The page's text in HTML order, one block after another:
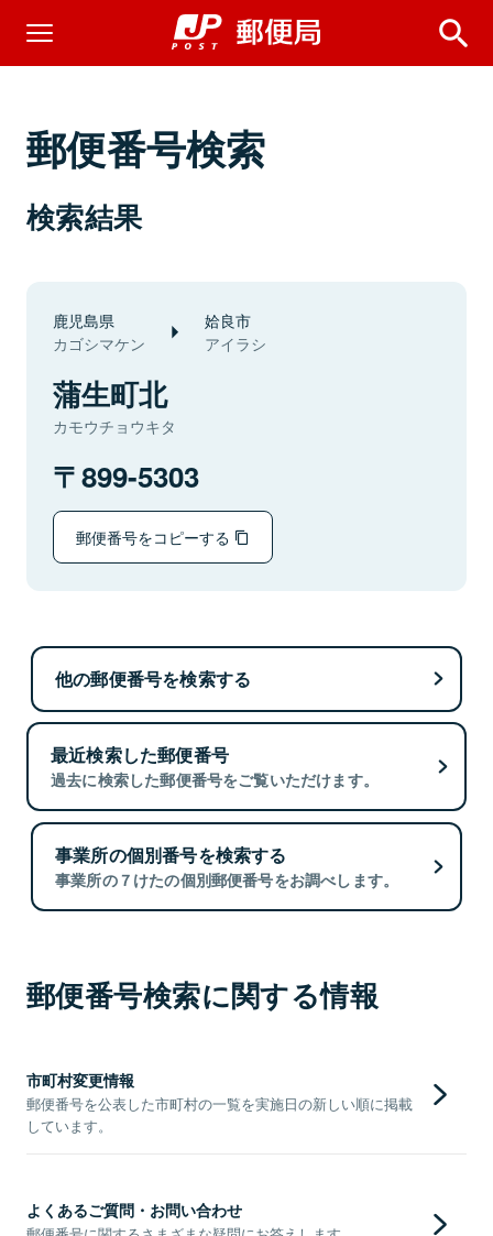
郵便番号検索
検索結果
鹿児島県
カゴシマケン
姶良市
アイラシ
蒲生町北
カモウチョウキタ
899-5303
郵便番号をコピーする
他の郵便番号を検索する
最近検索した郵便番号
過去に検索した郵便番号をご覧いただけます。
事業所の個別番号を検索する
事業所の７けたの個別郵便番号をお調べします。
郵便番号検索に関する情報
市町村変更情報
郵便番号を公表した市町村の一覧を実施日の新しい順に掲載
しています。
よくあるご質問・お問い合わせ